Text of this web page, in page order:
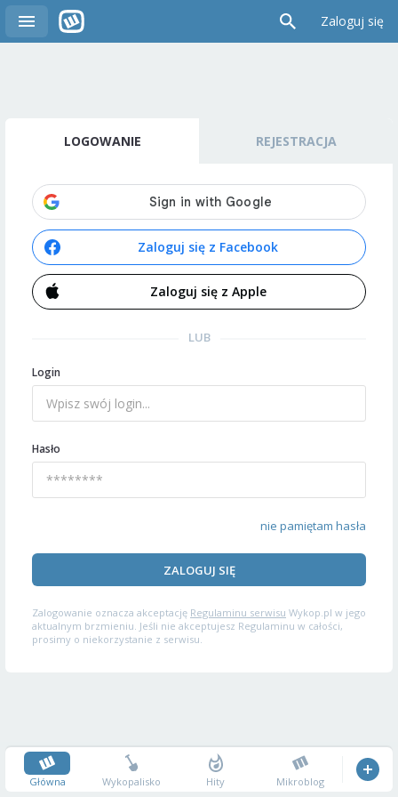
Zaloguj się
LOGOWANIE REJESTRACJA
Zaloguj się z Facebook
Zaloguj się z Apple
LUB
Login
Hasło
nie pamiętam hasła
ZALOGUJ SIĘ
Zalogowanie oznacza akceptację Regulaminu serwisu Wykop.pl w jego
aktualnym brzmieniu. Jeśli nie akceptujesz Regulaminu w całości,
prosimy o niekorzystanie z serwisu.
Główna Wykopalisko Hity Mikroblog